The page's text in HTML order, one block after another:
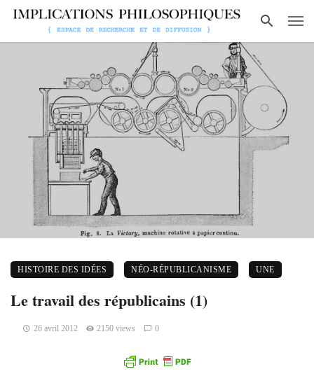
HISTOIRE DES IDÉES NÉO-RÉPUBLICANISME UNE
Le travail des républicains (1)
26 avril 2012 2150 views 0